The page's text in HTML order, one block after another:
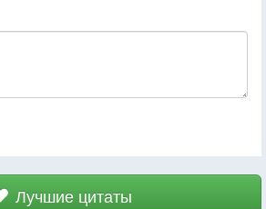
Лучшие цитаты